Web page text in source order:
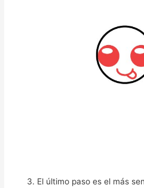
El último paso es el más